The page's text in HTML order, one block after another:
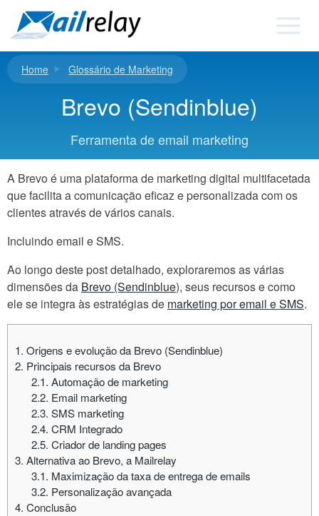
para
conteúdo
Home Glossário de Marketing
Brevo (Sendinblue)
Ferramenta de email marketing
A Brevo é uma plataforma de marketing digital multifacetada
que facilita a comunicação eficaz e personalizada com os
clientes através de vários canais.
Incluindo email e SMS.
Ao longo deste post detalhado, exploraremos as várias
dimensões da Brevo (Sendinblue), seus recursos e como
ele se integra às estratégias de marketing por email e SMS.
1. Origens e evolução da Brevo (Sendinblue)
2. Principais recursos da Brevo
2.1. Automação de marketing
2.2. Email marketing
2.3. SMS marketing
2.4. CRM Integrado
2.5. Criador de landing pages
3. Alternativa ao Brevo, a Mailrelay
3.1. Maximização da taxa de entrega de emails
3.2. Personalização avançada
4. Conclusão